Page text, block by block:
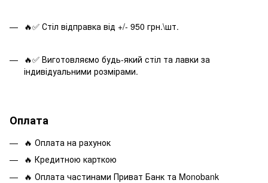
🔥✅ Стіл відправка від +/- 950 грн.\шт.
🔥✅ Виготовляємо будь-який стіл та лавки за
індивідуальними розмірами.
Оплата
🔥 Оплата на рахунок
🔥 Кредитною карткою
🔥 Оплата частинами Приват Банк та Monobank